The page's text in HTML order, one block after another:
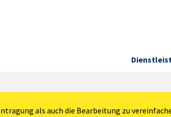
als auch die Bearbeitung zu